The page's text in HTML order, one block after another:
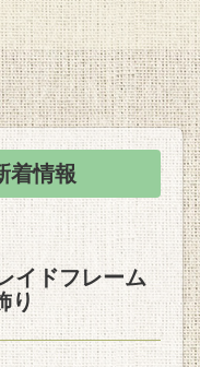
着情報
イドフレーム
り